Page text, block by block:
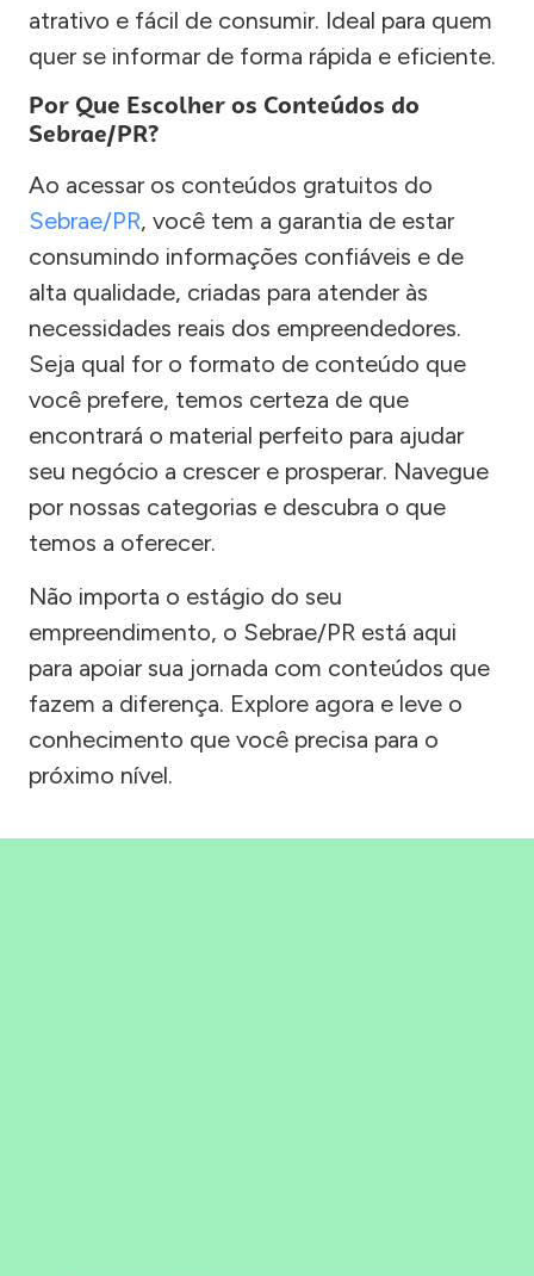
atrativo e fácil de consumir. Ideal para quem
quer se informar de forma rápida e eficiente.
Por Que Escolher os Conteúdos do
Sebrae/PR?
Ao acessar os conteúdos gratuitos do
Sebrae/PR, você tem a garantia de estar
consumindo informações confiáveis e de
alta qualidade, criadas para atender às
necessidades reais dos empreendedores.
Seja qual for o formato de conteúdo que
você prefere, temos certeza de que
encontrará o material perfeito para ajudar
seu negócio a crescer e prosperar. Navegue
por nossas categorias e descubra o que
temos a oferecer.
Não importa o estágio do seu
empreendimento, o Sebrae/PR está aqui
para apoiar sua jornada com conteúdos que
fazem a diferença. Explore agora e leve o
conhecimento que você precisa para o
próximo nível.